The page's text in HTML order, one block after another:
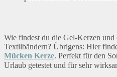
Wie findest du die Gel-Kerzen und
Textilbändern? Übrigens: Hier
Mücken Kerze. Perfekt für den
Urlaub getestet und für sehr